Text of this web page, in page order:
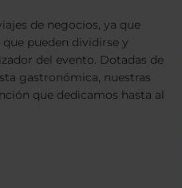
de negocios, ya que
pueden dividirse y
del evento. Dotadas de
gastronómica, nuestras
que dedicamos hasta al